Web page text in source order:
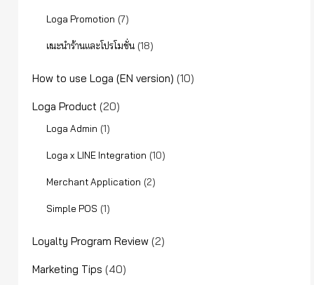
Loga Promotion (7)
แนะนำร้านและโปรโมชั่น (18)
How to use Loga (EN version) (10)
Loga Product (20)
Loga Admin (1)
Loga x LINE Integration (10)
Merchant Application (2)
Simple POS (1)
Loyalty Program Review (2)
Marketing Tips (40)